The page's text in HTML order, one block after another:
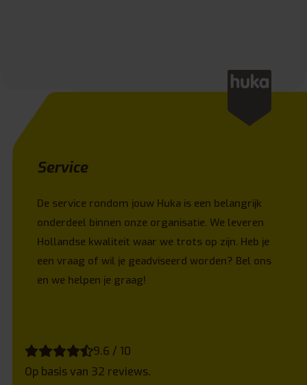
Service
De service rondom jouw Huka is een belangrijk
onderdeel binnen onze organisatie. We leveren
Hollandse kwaliteit waar we trots op zijn. Heb je
een vraag of wil je geadviseerd worden? Bel ons
en we helpen je graag!
9.6 / 10
Op basis van 32 reviews.